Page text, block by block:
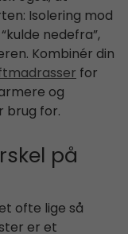
Isolering mod
nedefra”,
Kombinér din
for
og
brug for.
på
ofte lige så
er et